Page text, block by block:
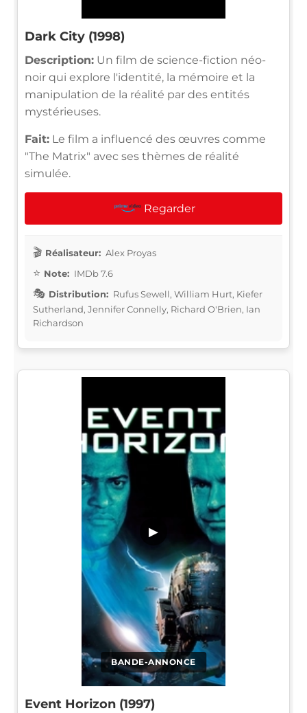
Dark City (1998)
Description: Un film de science-fiction néo-
noir qui explore l'identité, la mémoire et la
manipulation de la réalité par des entités
mystérieuses.
Fait: Le film a influencé des œuvres comme
"The Matrix" avec ses thèmes de réalité
simulée.
Regarder
Réalisateur: Alex Proyas
Note: IMDb 7.6
Distribution: Rufus Sewell, William Hurt, Kiefer
Sutherland, Jennifer Connelly, Richard O'Brien, Ian
Richardson
BANDE-ANNONCE
▶
Event Horizon (1997)